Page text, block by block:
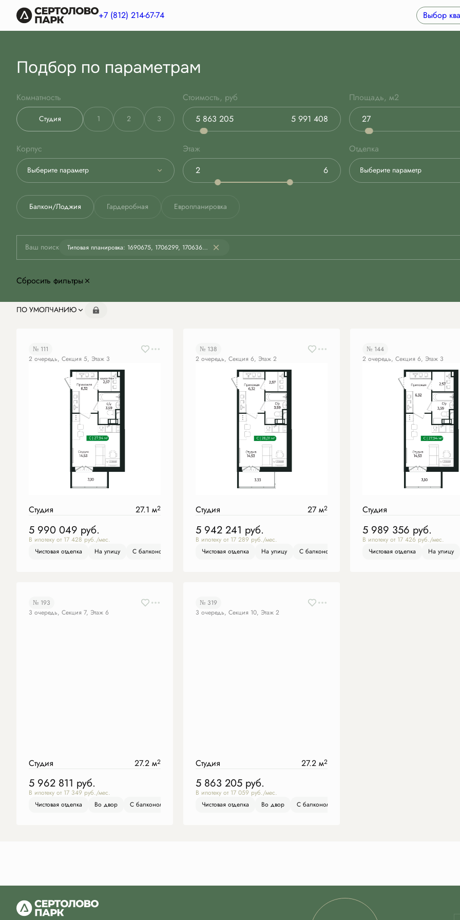
+7 (812) 214-67-74 Выбор
Подбор по параметрам
Комнатность
Студия 1 2 3
Стоимость, руб Площадь, м2
Корпус
Выберите параметр
Этаж Отделка
Выберите параметр
Балкон/Лоджия Гардеробная Европланировка
Ваш поиск Типовая планировка: 1690675, 1706299, 1706365, 1706388, 1983546, 2007108, 2007114
Сбросить фильтры
ПО УМОЛЧАНИЮ
№ 111
2 очередь, Секция 5, Этаж 3
Студия 27.1 м2
5 990 049 руб.
В ипотеку от 17 428 руб./мес.
Чистовая отделка
На улицу С балконом Чистовая отделка На улицу С балконом
№ 138
2 очередь, Секция 6, Этаж 2
Студия 27 м2
5 942 241 руб.
В ипотеку от 17 289 руб./мес.
Чистовая отделка
На улицу С балконом Чистовая отделка На улицу С
№ 144
2 очередь, Секция 6, Этаж 3
Студия
5 989 356 руб.
В ипотеку от 17 426 руб./мес.
Чистовая отделка
На улицу
№ 193
3 очередь, Секция 7, Этаж 6
Студия 27.2 м2
5 962 811 руб.
В ипотеку от 17 349 руб./мес.
Чистовая отделка
Во двор С балконом Чистовая отделка Во двор С балконом
№ 319
3 очередь, Секция 10, Этаж 2
Студия 27.2 м2
5 863 205 руб.
В ипотеку от 17 059 руб./мес.
Чистовая отделка
Во двор С балконом